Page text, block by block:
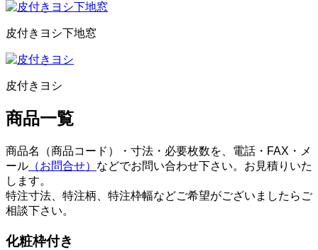
皮付きヨシ下地窓
皮付きヨシ
商品一覧
商品名（商品コード）・寸法・必要枚数を、電話・FAX・メ
ール （お問合せ） などでお問い合わせ下さい。お見積りいた
します。
特注寸法、特注柄、特注枠幅などご希望がございましたらご
相談下さい。
化粧枠付き